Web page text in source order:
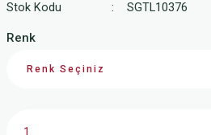
Stok Kodu
SGTL10376
Renk